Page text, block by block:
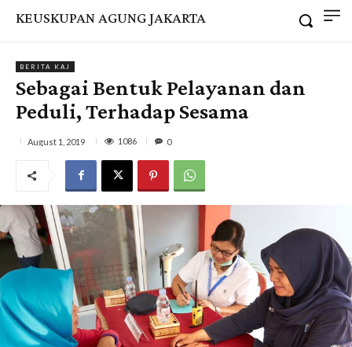
KEUSKUPAN AGUNG JAKARTA
BERITA KAJ
Sebagai Bentuk Pelayanan dan
Peduli, Terhadap Sesama
August 1, 2019 1086 0